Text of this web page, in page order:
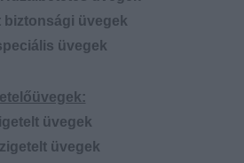
biztonsági üvegek
üvegek
üvegek
üvegek